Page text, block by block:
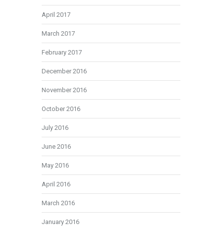
April 2017
March 2017
February 2017
December 2016
November 2016
October 2016
July 2016
June 2016
May 2016
April 2016
March 2016
January 2016